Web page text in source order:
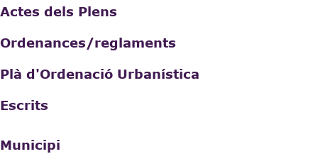
Actes dels Plens
Ordenances/reglaments
Plà d'Ordenació Urbanística
Escrits
Municipi